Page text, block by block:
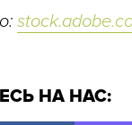
НА НАС: